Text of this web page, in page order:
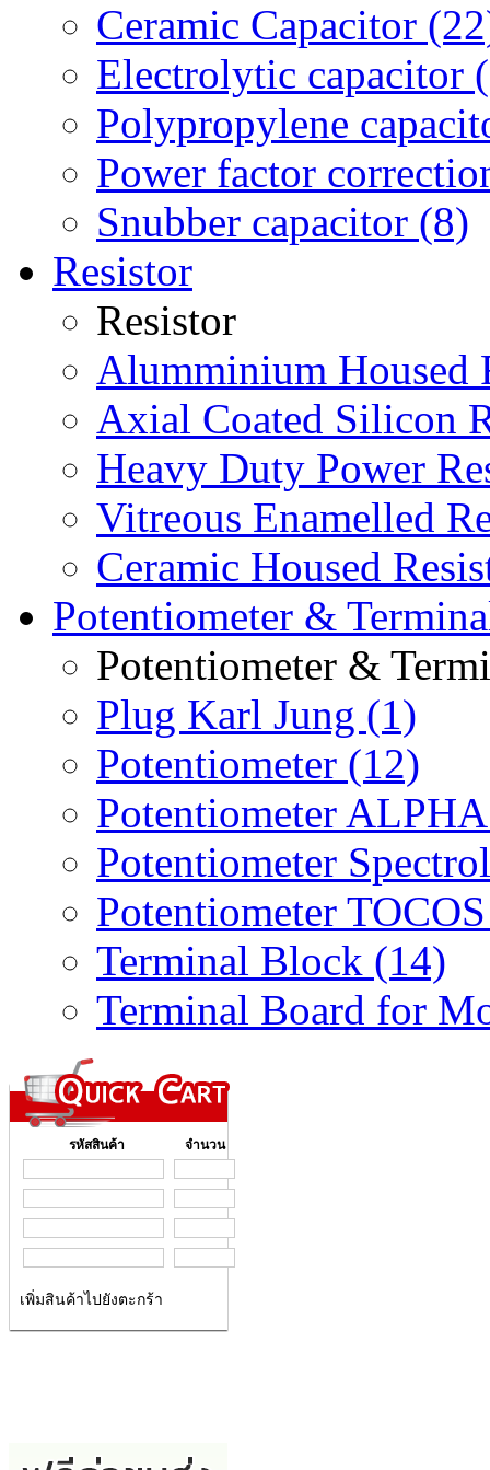
Ceramic Capacitor
Electrolytic capacitor
Polypropylene
Power factor
Snubber capacitor (8)
Resistor
Resistor
Alumminium Housed
Axial Coated Silicon
Heavy Duty Power
Vitreous Enamelled
Ceramic Housed
Potentiometer &
Potentiometer &
Plug Karl Jung (1)
Potentiometer (12)
Potentiometer
Potentiometer
Potentiometer
Terminal Block (14)
Terminal Board for
รหัสสินค้า จำนวน
เพิ่มสินค้าไปยังตะกร้า